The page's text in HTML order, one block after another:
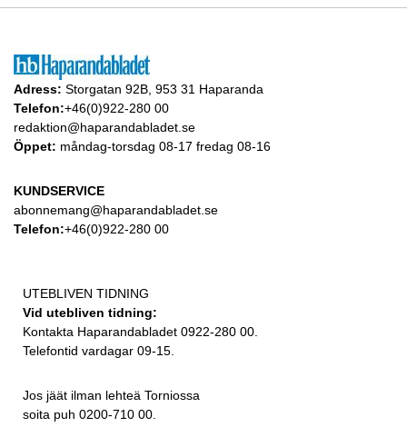
Adress: Storgatan 92B, 953 31 Haparanda
Telefon:+46(0)922-280 00
redaktion@haparandabladet.se
Öppet: måndag-torsdag 08-17 fredag 08-16
KUNDSERVICE
abonnemang@haparandabladet.se
Telefon:+46(0)922-280 00
UTEBLIVEN TIDNING
Vid utebliven tidning:
Kontakta Haparandabladet 0922-280 00.
Telefontid vardagar 09-15.
Jos jäät ilman lehteä Torniossa
soita puh 0200-710 00.